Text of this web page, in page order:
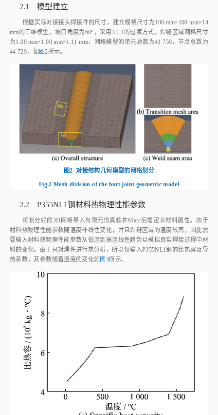
2.1 模型建立
根据实际对接接头焊接件的尺寸，建立规格尺寸为100 mm×100 mm×14
mm的三维模型，坡口角度为60°，采用3∶1的过渡方式，焊缝区域网格尺寸
为1.00 mm×1.00 mm×1.11 mm，网格模型的单元总数为41 750，节点总数为
44 729，如 图2所示。
图2 对接结构几何模型的网格划分
Fig.2 Mesh division of the butt joint geometric model
2.2 P355NL1钢材料热物理性能参数
将划分好的3D网格导入有限元仿真软件Marc后需定义材料属性。由于
材料热物理性能参数随温度非线性变化，并且焊缝区域的温度较高，因此需
要输入材料热物理性能参数从低温到高温线性趋势以模拟真实焊接过程中材
料的变化。由于只对焊件进行热分析，所以仅输入P355NL1钢的比热容及导
热系数，其参数随着温度的变化如 图3所示。